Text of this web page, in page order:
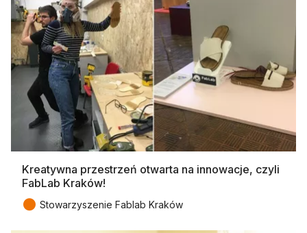
Kreatywna przestrzeń otwarta na innowacje, czyli
FabLab Kraków!
● Stowarzyszenie Fablab Kraków